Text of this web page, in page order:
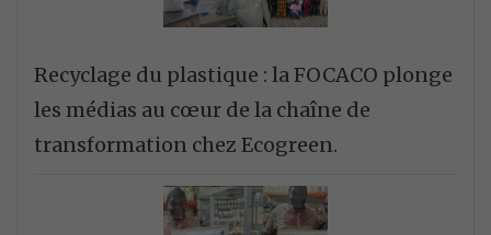
Recyclage du plastique : la FOCACO plonge
les médias au cœur de la chaîne de
transformation chez Ecogreen.